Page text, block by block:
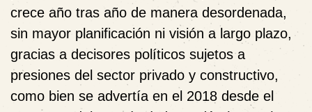
crece año tras año de manera desordenada,
sin mayor planificación ni visión a largo plazo,
gracias a decisores políticos sujetos a
presiones del sector privado y constructivo,
como bien se advertía en el 2018 desde el